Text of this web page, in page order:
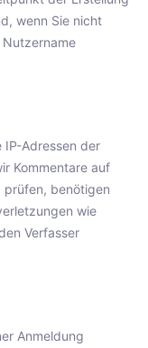
wenn Sie nicht
IP-Adressen der
Kommentare auf
prüfen, benötigen
wie
Verfasser
Anmeldung